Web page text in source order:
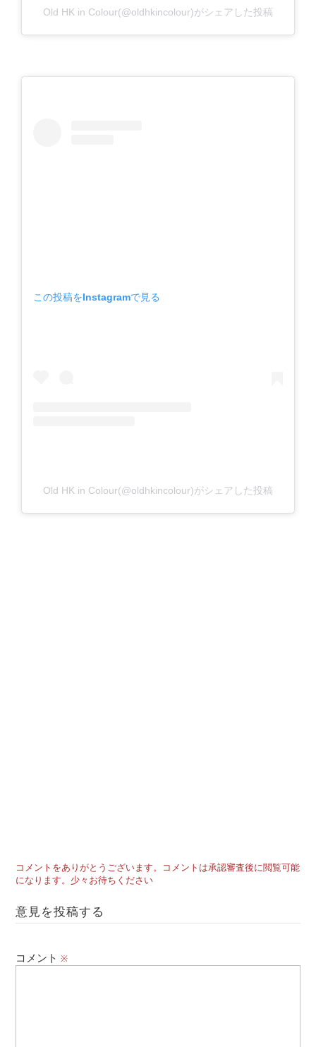
Old HK in Colour(@oldhkincolour)がシェアした投稿
この投稿をInstagramで見る
Old HK in Colour(@oldhkincolour)がシェアした投稿
コメントをありがとうございます。コメントは承認審査後に閲覧可能
になります。少々お待ちください
意見を投稿する
コメント※